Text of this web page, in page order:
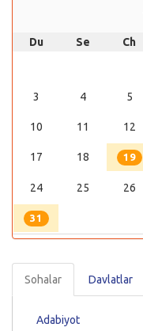
Du Se Ch
3 4 5
10 11 12
17 18 19
24 25 26
31
Sohalar Davlatlar
Adabiyot